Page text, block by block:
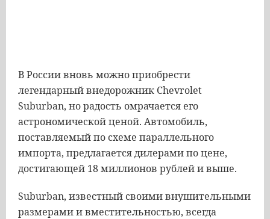
В России вновь можно приобрести
легендарный внедорожник Chevrolet
Suburban, но радость омрачается его
астрономической ценой. Автомобиль,
поставляемый по схеме параллельного
импорта, предлагается дилерами по цене,
достигающей 18 миллионов рублей и выше.
Suburban, известный своими внушительными
размерами и вместительностью, всегда